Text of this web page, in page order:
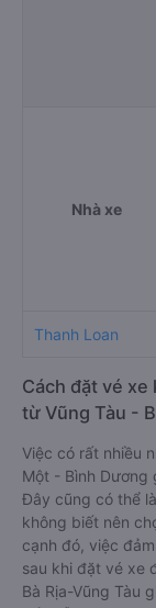
Nhà xe
Thanh Loan
Cách đặt vé
từ Vũng Tàu -
Việc có rất nhiều
Một - Bình Dương
Đây cũng có thể
không biết nên
cạnh đó, việc
sau khi đặt vé xe
Bà Rịa-Vũng Tàu